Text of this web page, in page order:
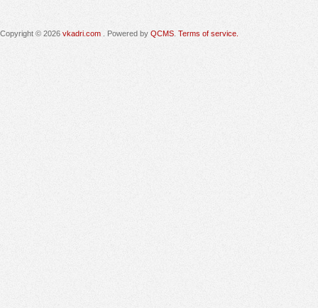
Copyright © 2026 vkadri.com . Powered by QCMS Terms of service.